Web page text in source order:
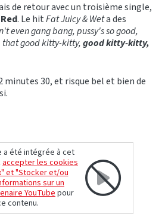
de retour avec un troisième single,
. Le hitFat Juicy & Weta des
even gang bang, pussy's so good,
that good kitty-kitty,good kitty-kitty,
minutes 30, et risque bel et bien de
a été intégrée à cet
accepter les cookies
et "Stocker et/ou
sur un
YouTubepour
contenu.